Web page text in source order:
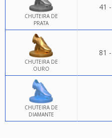
CHUTEIRA DE
PRATA
41
CHUTEIRA DE
OURO
81
CHUTEIRA DE
DIAMANTE